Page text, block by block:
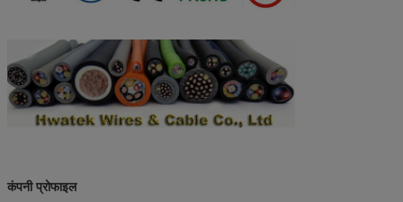
कंपनी प्रोफाइल